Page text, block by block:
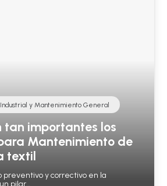
Industrial y Mantenimiento General
tan importantes los
Mantenimiento de
textil
y correctivo en la
pilar…